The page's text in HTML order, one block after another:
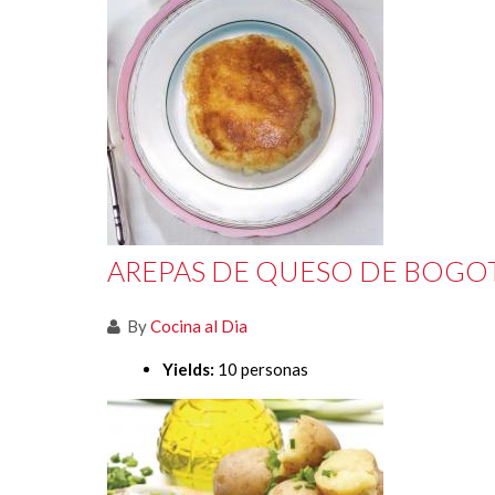
AREPAS DE QUESO DE
ByCocina al Dia
Yields: 10 personas